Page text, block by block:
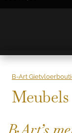
B-Art
Meubels